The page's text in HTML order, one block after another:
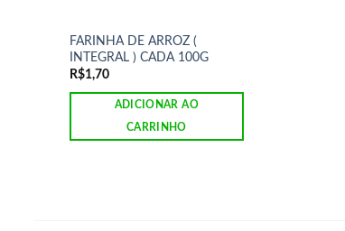
FARINHA DE ARROZ (
INTEGRAL ) CADA 100G
R$1,70
ADICIONAR AO
CARRINHO